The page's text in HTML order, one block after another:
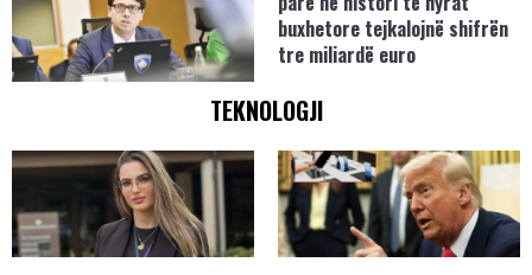
buxhetore tejkalojnë shifrën
tre miliardë euro
TEKNOLOGJI